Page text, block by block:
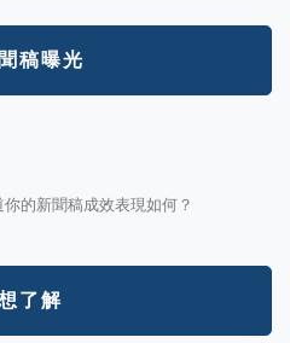
稿曝光
的新聞稿成效表現如何？
了解